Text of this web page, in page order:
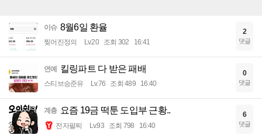
이슈 8월6일 환율
찢어진정의 Lv.20 조회 302 16:41
2
댓글
연예 킬링파트 다 받은 패배
스티브승준유 Lv.76 조회 489 16:40
0
댓글
계층 요즘 19금 떡툰 도입부 근황..
전자팔찌 Lv.93 조회 798 16:40
6
댓글